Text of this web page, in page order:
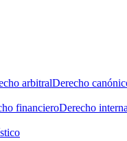
arbitralDerecho
financieroDerecho